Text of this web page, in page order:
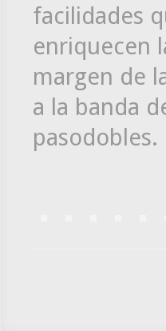
facilidades
enriquecen
margen de
a la banda
pasodobles.